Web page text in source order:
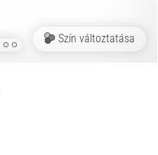
Szín változtatása